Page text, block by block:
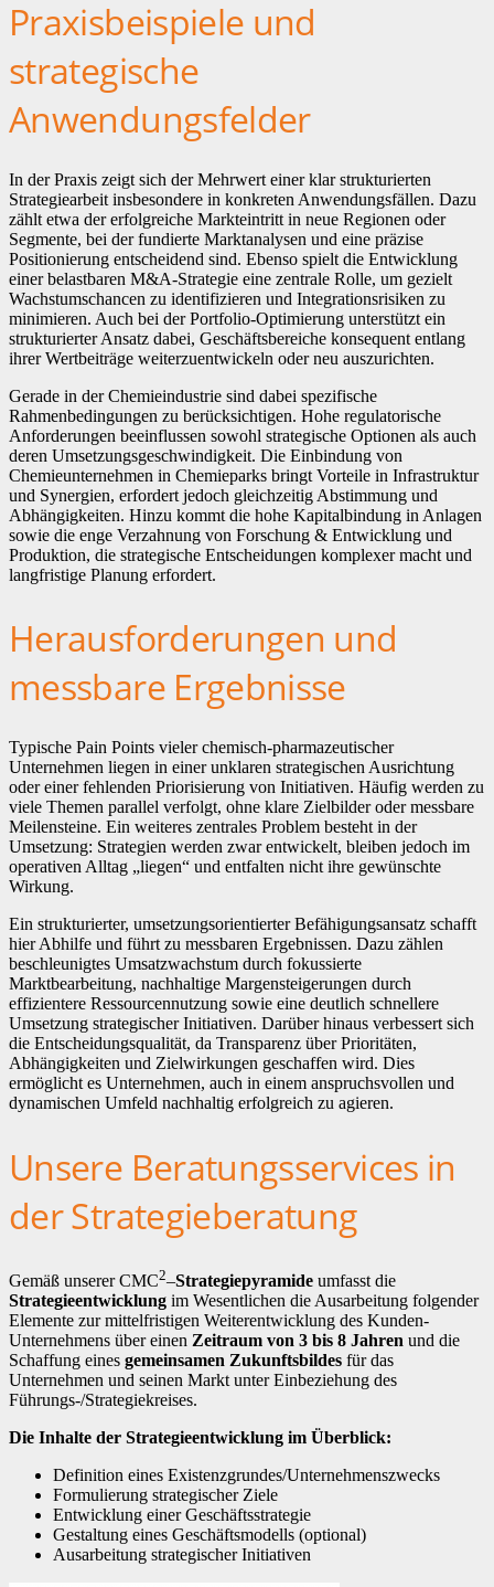
Praxisbeispiele und
strategische
Anwendungsfelder
In der Praxis zeigt sich der Mehrwert einer klar strukturierten
Strategiearbeit insbesondere in konkreten Anwendungsfällen. Dazu
zählt etwa der erfolgreiche Markteintritt in neue Regionen oder
Segmente, bei der fundierte Marktanalysen und eine präzise
Positionierung entscheidend sind. Ebenso spielt die Entwicklung
einer belastbaren M&A-Strategie eine zentrale Rolle, um gezielt
Wachstumschancen zu identifizieren und Integrationsrisiken zu
minimieren. Auch bei der Portfolio-Optimierung unterstützt ein
strukturierter Ansatz dabei, Geschäftsbereiche konsequent entlang
ihrer Wertbeiträge weiterzuentwickeln oder neu auszurichten.
Gerade in der Chemieindustrie sind dabei spezifische
Rahmenbedingungen zu berücksichtigen. Hohe regulatorische
Anforderungen beeinflussen sowohl strategische Optionen als auch
deren Umsetzungsgeschwindigkeit. Die Einbindung von
Chemieunternehmen in Chemieparks bringt Vorteile in Infrastruktur
und Synergien, erfordert jedoch gleichzeitig Abstimmung und
Abhängigkeiten. Hinzu kommt die hohe Kapitalbindung in Anlagen
sowie die enge Verzahnung von Forschung & Entwicklung und
Produktion, die strategische Entscheidungen komplexer macht und
langfristige Planung erfordert.
Herausforderungen und
messbare Ergebnisse
Typische Pain Points vieler chemisch-pharmazeutischer
Unternehmen liegen in einer unklaren strategischen Ausrichtung
oder einer fehlenden Priorisierung von Initiativen. Häufig werden zu
viele Themen parallel verfolgt, ohne klare Zielbilder oder messbare
Meilensteine. Ein weiteres zentrales Problem besteht in der
Umsetzung: Strategien werden zwar entwickelt, bleiben jedoch im
operativen Alltag „liegen“ und entfalten nicht ihre gewünschte
Wirkung.
Ein strukturierter, umsetzungsorientierter Befähigungsansatz schafft
hier Abhilfe und führt zu messbaren Ergebnissen. Dazu zählen
beschleunigtes Umsatzwachstum durch fokussierte
Marktbearbeitung, nachhaltige Margensteigerungen durch
effizientere Ressourcennutzung sowie eine deutlich schnellere
Umsetzung strategischer Initiativen. Darüber hinaus verbessert sich
die Entscheidungsqualität, da Transparenz über Prioritäten,
Abhängigkeiten und Zielwirkungen geschaffen wird. Dies
ermöglicht es Unternehmen, auch in einem anspruchsvollen und
dynamischen Umfeld nachhaltig erfolgreich zu agieren.
Unsere Beratungsservices in
derStrategieberatung
Gemäß unserer CMC2–Strategiepyramide umfasst die
Strategieentwicklung im Wesentlichen die Ausarbeitung folgender
Elemente zur mittelfristigen Weiterentwicklung des Kunden-
Unternehmens über einen Zeitraum von 3 bis 8 Jahren und die
Schaffung eines gemeinsamen Zukunftsbildes für das
Unternehmen und seinen Markt unter Einbeziehung des
Führungs-/Strategiekreises.
Die Inhalte der Strategieentwicklung im Überblick:
Definition eines Existenzgrundes/Unternehmenszwecks
Formulierung strategischer Ziele
Entwicklung einer Geschäftsstrategie
Gestaltung eines Geschäftsmodells (optional)
Ausarbeitung strategischer Initiativen